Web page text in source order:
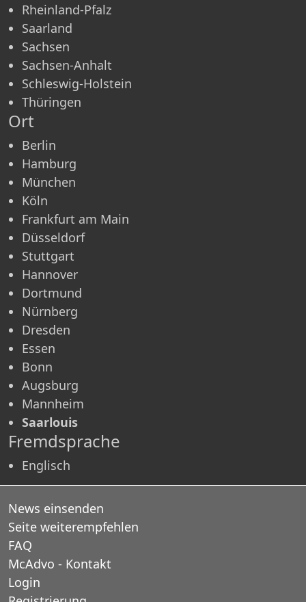
Rheinland-Pfalz
Saarland
Sachsen
Sachsen-Anhalt
Schleswig-Holstein
Thüringen
Ort
Berlin
Hamburg
München
Köln
Frankfurt am Main
Düsseldorf
Stuttgart
Hannover
Dortmund
Nürnberg
Dresden
Essen
Bonn
Augsburg
Mannheim
Saarlouis
Fremdsprache
Englisch
News einsenden
Seite weiterempfehlen
FAQ
McAdvo - Kontakt
Login